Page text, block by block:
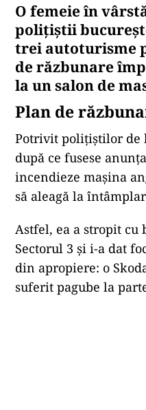
O femeie în
polițiștii
trei autoturisme
de răzbunare
la un salon de
Plan de
Potrivit polițiștilor de
după ce fusese
incendieze mașina
să aleagă la
Astfel, ea a stropit cu
Sectorul 3 și i-a dat
din apropiere: o
suferit pagube la